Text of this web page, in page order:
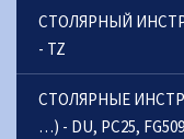
СТОЛЯРНЫЙ
- TZ
СТОЛЯРНЫE
…) - DU, PC25, FG509